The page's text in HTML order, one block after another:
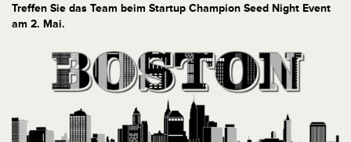
Treffen Sie das Team beim Startup Champion Seed Night Event
am 2. Mai.